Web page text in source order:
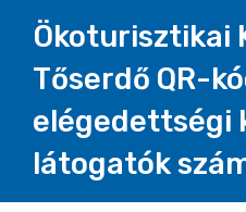
Ökoturisztikai
Tőserdő QR-
elégedettségi
látogatók